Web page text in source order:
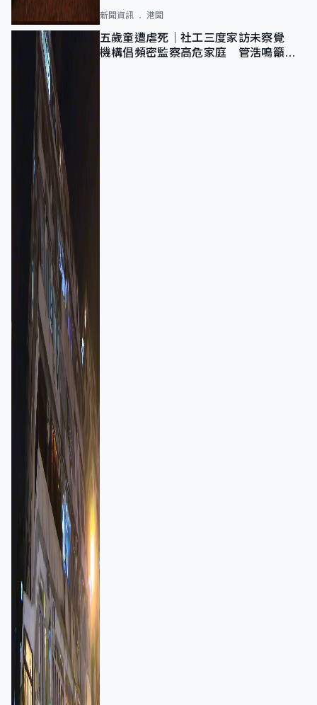
新聞資訊 港聞
五歲童遭虐死｜社工三度家訪未察覺
機構倡頻密監察高危家庭 管浩鳴籲加